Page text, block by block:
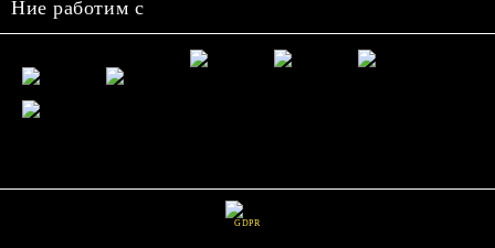
Ние работим с
GDPR